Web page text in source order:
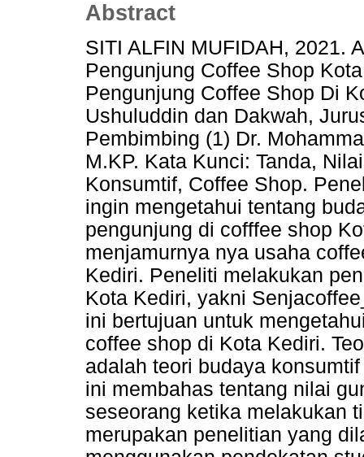
Abstract
SITI ALFIN MUFIDAH, 2021.
Pengunjung Coffee Shop
Pengunjung Coffee Shop Di
Ushuluddin dan Dakwah,
Pembimbing (1) Dr.
M.KP. Kata Kunci: Tanda,
Konsumtif, Coffee Shop.
ingin mengetahui tentang
pengunjung di cofffee shop
menjamurnya nya usaha
Kediri. Peneliti melakukan
Kota Kediri, yakni
ini bertujuan untuk
coffee shop di Kota Kediri.
adalah teori budaya
ini membahas tentang nilai
seseorang ketika melakukan
merupakan penelitian yang